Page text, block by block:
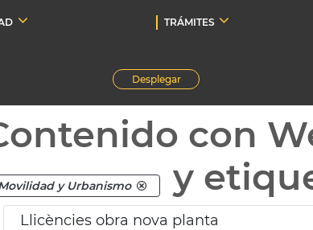
TRÁMITES
Desplegar
con
y Urbanismo y
Llicències obra nova planta